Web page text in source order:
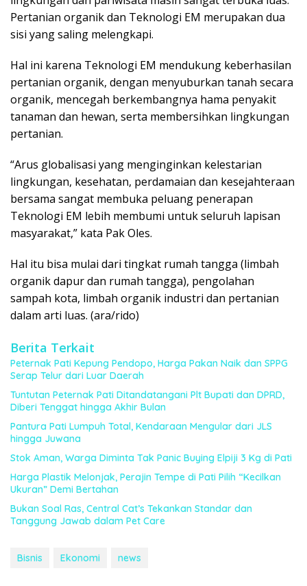
Pertanian organik dan Teknologi EM merupakan dua
sisi yang saling melengkapi.
Hal ini karena Teknologi EM mendukung keberhasilan
pertanian organik, dengan menyuburkan tanah secara
organik, mencegah berkembangnya hama penyakit
tanaman dan hewan, serta membersihkan lingkungan
pertanian.
“Arus globalisasi yang menginginkan kelestarian
lingkungan, kesehatan, perdamaian dan kesejahteraan
bersama sangat membuka peluang penerapan
Teknologi EM lebih membumi untuk seluruh lapisan
masyarakat,” kata Pak Oles.
Hal itu bisa mulai dari tingkat rumah tangga (limbah
organik dapur dan rumah tangga), pengolahan
sampah kota, limbah organik industri dan pertanian
dalam arti luas. (ara/rido)
Berita Terkait
Peternak Pati Kepung Pendopo, Harga Pakan Naik dan SPPG
Serap Telur dari Luar Daerah
Tuntutan Peternak Pati Ditandatangani Plt Bupati dan DPRD,
Diberi Tenggat hingga Akhir Bulan
Pantura Pati Lumpuh Total, Kendaraan Mengular dari JLS
hingga Juwana
Stok Aman, Warga Diminta Tak Panic Buying Elpiji 3 Kg di Pati
Harga Plastik Melonjak, Perajin Tempe di Pati Pilih “Kecilkan
Ukuran” Demi Bertahan
Bukan Soal Ras, Central Cat’s Tekankan Standar dan
Tanggung Jawab dalam Pet Care
Bisnis Ekonomi news